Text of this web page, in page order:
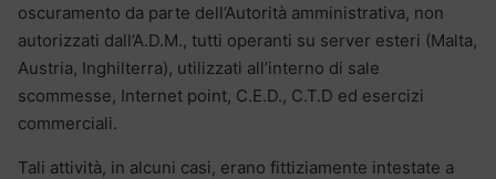
oscuramento da parte dell’Autorità amministrativa, non
autorizzati dall’A.D.M., tutti operanti su server esteri (Malta,
Austria, Inghilterra), utilizzati all’interno di sale
scommesse, Internet point, C.E.D., C.T.D ed esercizi
commerciali.
Tali attività, in alcuni casi, erano fittiziamente intestate a